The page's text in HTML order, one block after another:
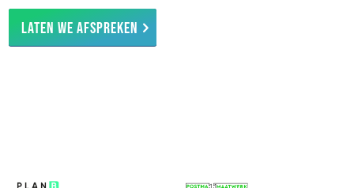
Laten we afspreken